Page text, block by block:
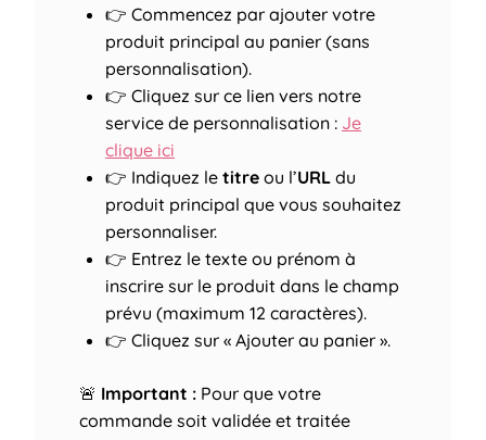
👉 Commencez par ajouter votre
produit principal au panier (sans
personnalisation).
👉 Cliquez sur ce lien vers notre
service de personnalisation : Je
clique ici
👉 Indiquez le titre ou l’URL du
produit principal que vous souhaitez
personnaliser.
👉 Entrez le texte ou prénom à
inscrire sur le produit dans le champ
prévu (maximum 12 caractères).
👉 Cliquez sur « Ajouter au panier ».
🚨 Important : Pour que votre
commande soit validée et traitée